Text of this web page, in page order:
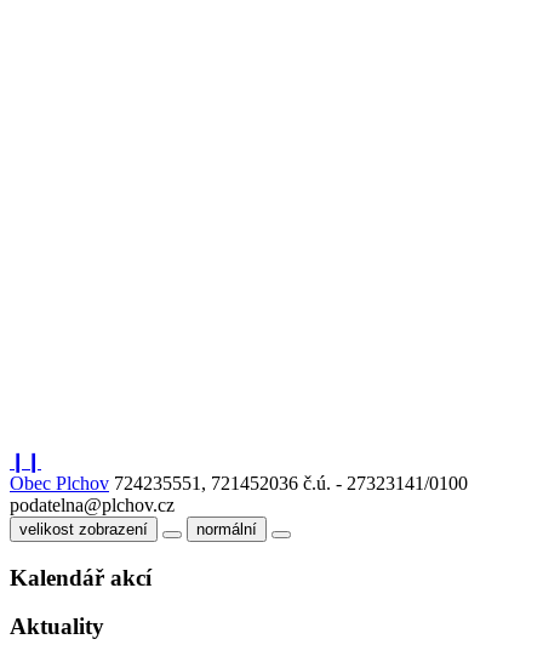
Obec Plchov 724235551, 721452036 č.ú. - 27323141/0100
podatelna@plchov.cz
velikost zobrazení normální
Kalendář akcí
Aktuality